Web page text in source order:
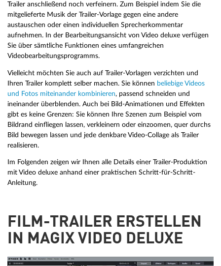
Trailer anschließend noch verfeinern. Zum Beispiel indem Sie die
mitgelieferte Musik der Trailer-Vorlage gegen eine andere
austauschen oder einen individuellen Sprecherkommentar
aufnehmen. In der Bearbeitungsansicht von Video deluxe verfügen
Sie über sämtliche Funktionen eines umfangreichen
Videobearbeitungsprogramms.
Vielleicht möchten Sie auch auf Trailer-Vorlagen verzichten und
Ihren Trailer komplett selber machen. Sie können beliebige Videos
und Fotos miteinander kombinieren, passend schneiden und
ineinander überblenden. Auch bei Bild-Animationen und Effekten
gibt es keine Grenzen: Sie können Ihre Szenen zum Beispiel vom
Bildrand einfliegen lassen, verkleinern oder einzoomen, quer durchs
Bild bewegen lassen und jede denkbare Video-Collage als Trailer
realisieren.
Im Folgenden zeigen wir Ihnen alle Details einer Trailer-Produktion
mit Video deluxe anhand einer praktischen Schritt-für-Schritt-
Anleitung.
FILM-TRAILER ERSTELLEN
IN MAGIX VIDEO DELUXE